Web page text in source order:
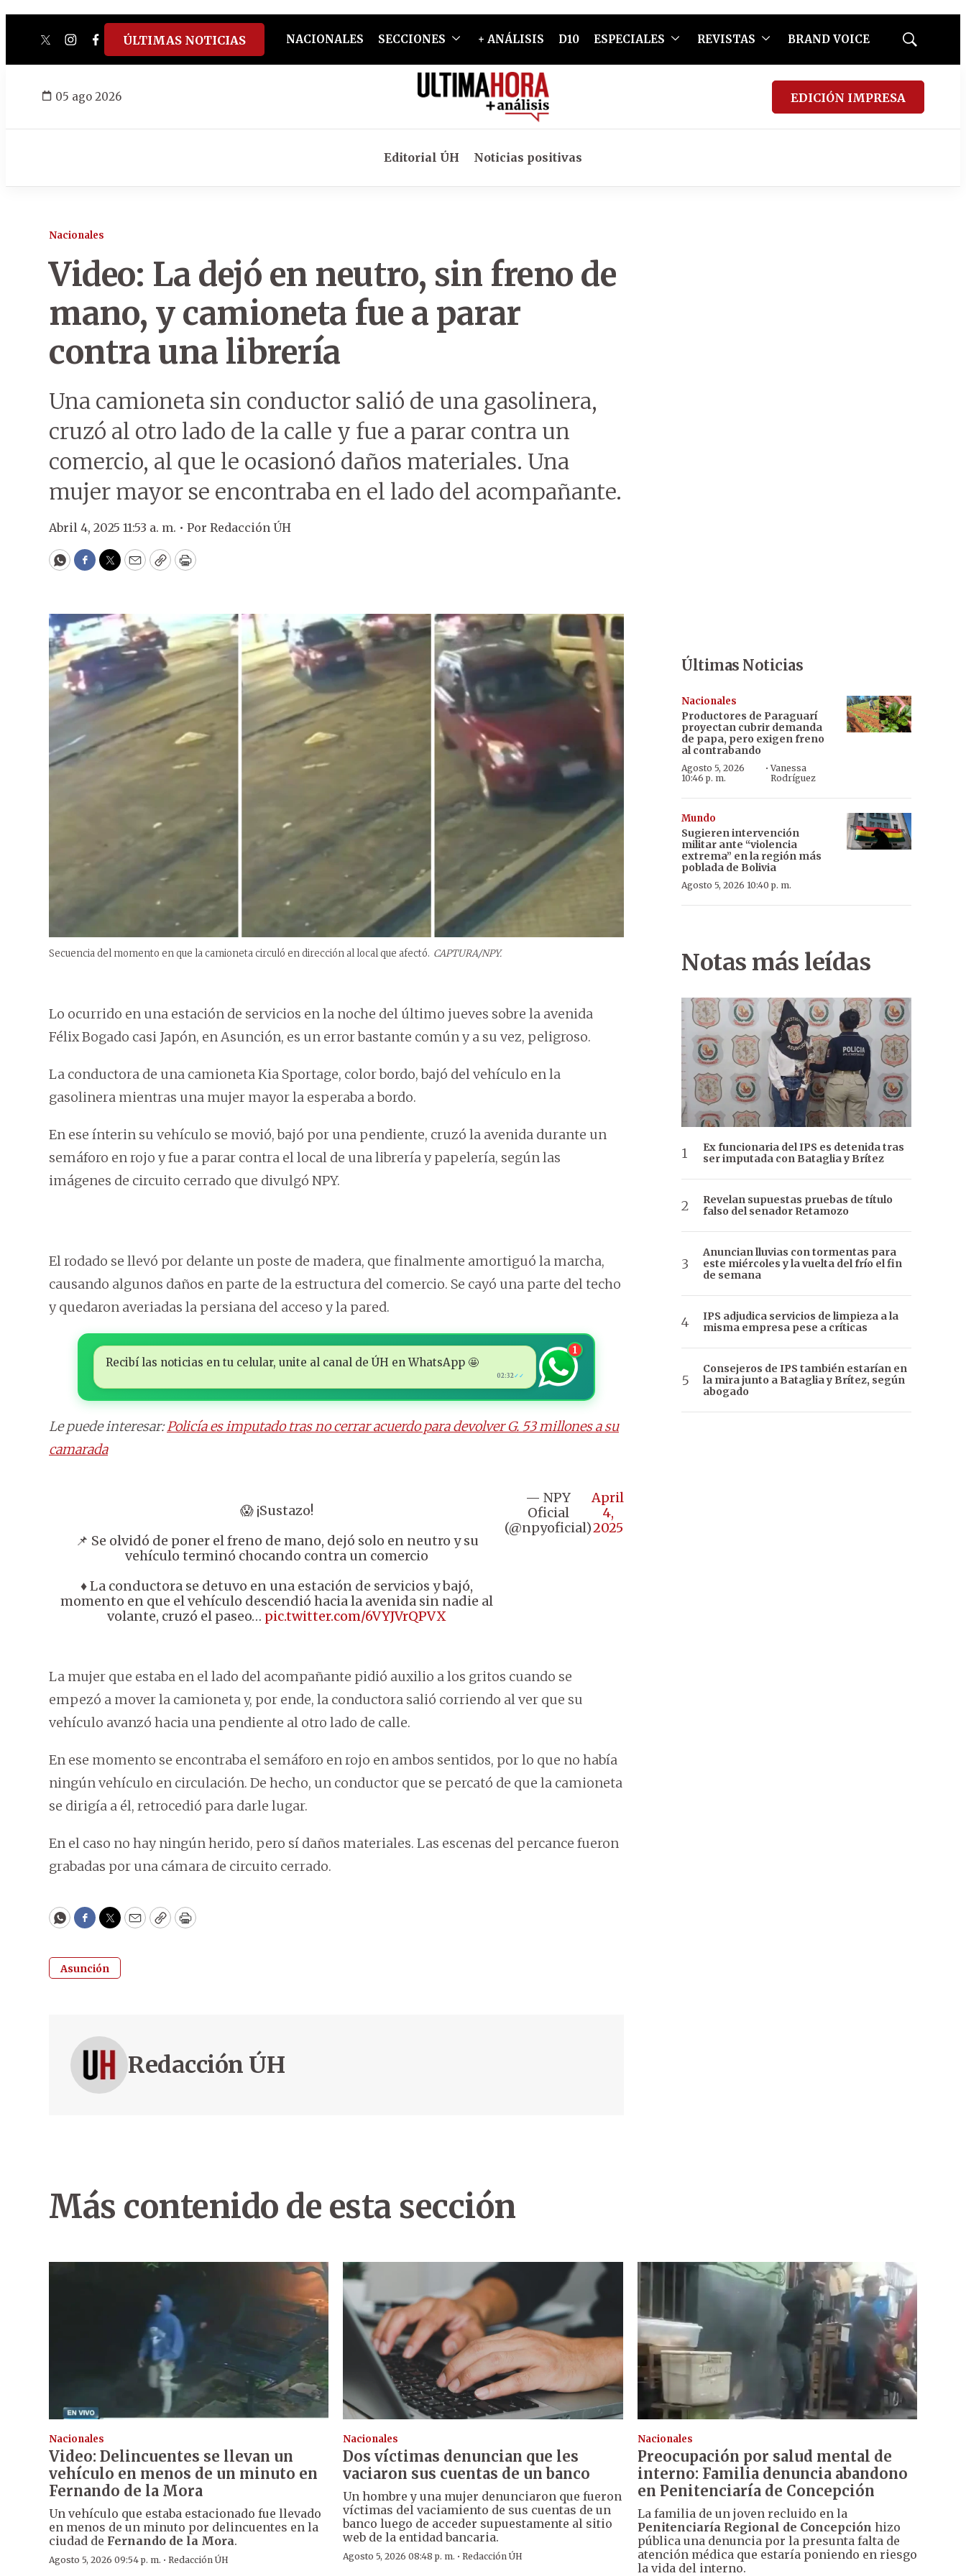
twitterinstagram
facebook
tiktokyoutube
spotify
ÚLTIMAS NOTICIAS NACIONALES SECCIONES + ANÁLISIS D10 ESPECIALES REVISTAS BRAND VOICE
Mostrar
05 ago 2026 EDICIÓN IMPRESA
Editorial ÚH Noticias positivas
Nacionales
Video: La dejó en neutro, sin freno de
mano, y camioneta fue a parar
contra una librería
Una camioneta sin conductor salió de una gasolinera,
cruzó al otro lado de la calle y fue a parar contra un
comercio, al que le ocasionó daños materiales. Una
mujer mayor se encontraba en el lado del acompañante.
Abril 4, 2025 11:53 a. m. • Por Redacción ÚH
WhatsApp
Facebook
Twitter
EmailCopyPrint
Secuencia del momento en que la camioneta circuló en dirección al local que afectó. CAPTURA/NPY.
Lo ocurrido en una estación de servicios en la noche del último jueves sobre la avenida
Félix Bogado casi Japón, en Asunción, es un error bastante común y a su vez, peligroso.
La conductora de una camioneta Kia Sportage, color bordo, bajó del vehículo en la
gasolinera mientras una mujer mayor la esperaba a bordo.
En ese ínterin su vehículo se movió, bajó por una pendiente, cruzó la avenida durante un
semáforo en rojo y fue a parar contra el local de una librería y papelería, según las
imágenes de circuito cerrado que divulgó NPY.
El rodado se llevó por delante un poste de madera, que finalmente amortiguó la marcha,
causando algunos daños en parte de la estructura del comercio. Se cayó una parte del techo
y quedaron averiadas la persiana del acceso y la pared.
Recibí las noticias en tu celular, unite al canal de ÚH en WhatsApp 🤩
02:32✓✓
1
Le puede interesar:Policía es imputado tras no cerrar acuerdo para devolver G. 53 millones a su
camarada
😱 ¡Sustazo!
📌 Se olvidó de poner el freno de mano, dejó solo en neutro y su
vehículo terminó chocando contra un comercio
♦️ La conductora se detuvo en una estación de servicios y bajó,
momento en que el vehículo descendió hacia la avenida sin nadie al
volante, cruzó el paseo… pic.twitter.com/6VYJVrQPVX
— NPY
Oficial
(@npyoficial)
April
4,
2025
La mujer que estaba en el lado del acompañante pidió auxilio a los gritos cuando se
empezó a mover la camioneta y, por ende, la conductora salió corriendo al ver que su
vehículo avanzó hacia una pendiente al otro lado de calle.
En ese momento se encontraba el semáforo en rojo en ambos sentidos, por lo que no había
ningún vehículo en circulación. De hecho, un conductor que se percató de que la camioneta
se dirigía a él, retrocedió para darle lugar.
En el caso no hay ningún herido, pero sí daños materiales. Las escenas del percance fueron
grabadas por una cámara de circuito cerrado.
WhatsApp
Facebook
Twitter
EmailCopyPrint
Asunción
Redacción ÚH
Últimas Noticias
Nacionales
Productores de Paraguarí
proyectan cubrir demanda
de papa, pero exigen freno
al contrabando
Agosto 5, 2026
10:46 p. m.
·Vanessa
Rodríguez
Mundo
Sugieren intervención
militar ante “violencia
extrema” en la región más
poblada de Bolivia
Agosto 5, 2026 10:40 p. m.
Notas más leídas
Ex funcionaria del IPS es detenida tras
ser imputada con Bataglia y Brítez
Revelan supuestas pruebas de título
falso del senador Retamozo
Anuncian lluvias con tormentas para
este miércoles y la vuelta del frío el fin
de semana
IPS adjudica servicios de limpieza a la
misma empresa pese a críticas
Consejeros de IPS también estarían en
la mira junto a Bataglia y Brítez, según
abogado
Más contenido de esta sección
Nacionales
Video: Delincuentes se llevan un
vehículo en menos de un minuto en
Fernando de la Mora
Un vehículo que estaba estacionado fue llevado
en menos de un minuto por delincuentes en la
ciudad de Fernando de la Mora.
Agosto 5, 2026 09:54 p. m. · Redacción ÚH
Nacionales
Dos víctimas denuncian que les
vaciaron sus cuentas de un banco
Un hombre y una mujer denunciaron que fueron
víctimas del vaciamiento de sus cuentas de un
banco luego de acceder supuestamente al sitio
web de la entidad bancaria.
Agosto 5, 2026 08:48 p. m. ·Redacción ÚH
Nacionales
Preocupación por salud mental de
interno: Familia denuncia abandono
en Penitenciaría de Concepción
La familia de un joven recluido en la
Penitenciaría Regional de Concepción hizo
pública una denuncia por la presunta falta de
atención médica que estaría poniendo en riesgo
la vida del interno.